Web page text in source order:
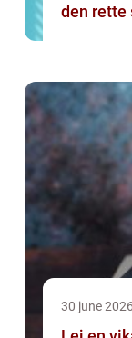
den rette
30 june 2026